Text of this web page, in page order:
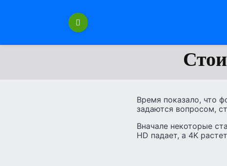
Время показало, что
задаются вопросом,
Вначале некоторые
HD падает, а 4K